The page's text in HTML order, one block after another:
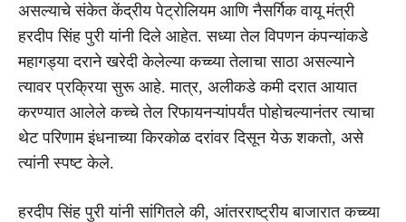
असल्याचे संकेत केंद्रीय पेट्रोलियम आणि नैसर्गिक वायू मंत्री
हरदीप सिंह पुरी यांनी दिले आहेत. सध्या तेल विपणन कंपन्यांकडे
महागड्या दराने खरेदी केलेल्या कच्च्या तेलाचा साठा असल्याने
त्यावर प्रक्रिया सुरू आहे. मात्र, अलीकडे कमी दरात आयात
करण्यात आलेले कच्चे तेल रिफायनऱ्यांपर्यंत पोहोचल्यानंतर त्याचा
थेट परिणाम इंधनाच्या किरकोळ दरांवर दिसून येऊ शकतो, असे
त्यांनी स्पष्ट केले.
हरदीप सिंह पुरी यांनी सांगितले की, आंतरराष्ट्रीय बाजारात कच्च्या